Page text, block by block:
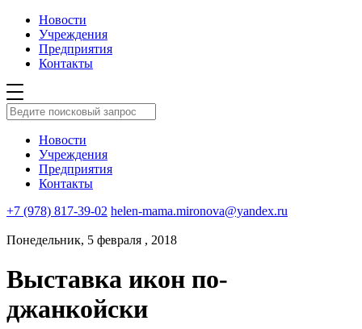
Новости
Учреждения
Предприятия
Контакты
Новости
Учреждения
Предприятия
Контакты
+7 (978) 817-39-02 helen-mama.mironova@yandex.ru
Понедельник, 5 февраля , 2018
Выставка икон по-
джанкойски